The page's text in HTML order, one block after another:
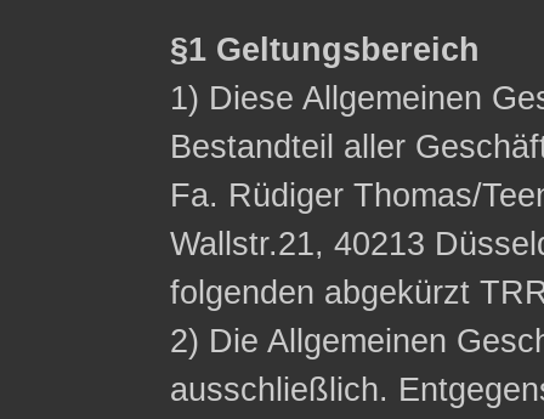
§1 Geltungsbereich
1) Diese Allgemeinen
Bestandteil aller
Fa. Rüdiger Thomas/
Wallstr.21, 40213
folgenden abgekürzt
2) Die Allgemeinen
ausschließlich.